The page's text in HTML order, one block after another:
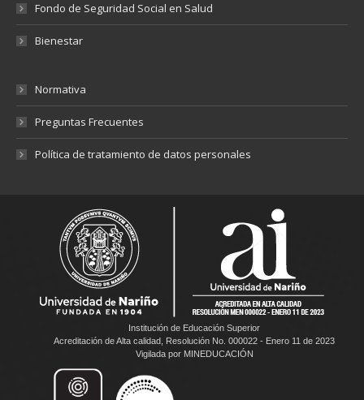
Fondo de Seguridad Social en Salud
Bienestar
Normativa
Preguntas Frecuentes
Política de tratamiento de datos personales
Institución de Educación Superior
Acreditación de Alta calidad, Resolución No. 000022 - Enero 11 de 2023
Vigilada por MINEDUCACIÓN